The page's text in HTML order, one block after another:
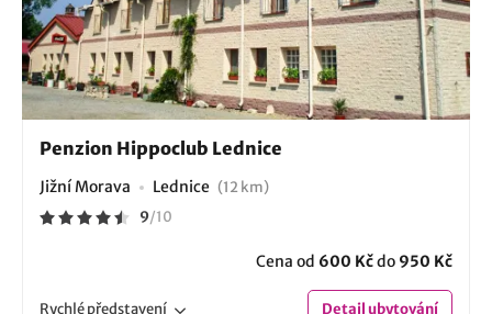
Penzion Hippoclub Lednice
Jižní Morava Lednice (12 km)
9/10
Cena od 600 Kčdo 950 Kč
Rychlépředstavení Detailubytování